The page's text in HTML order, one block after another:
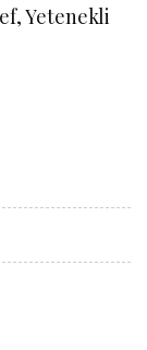
Yetenekli